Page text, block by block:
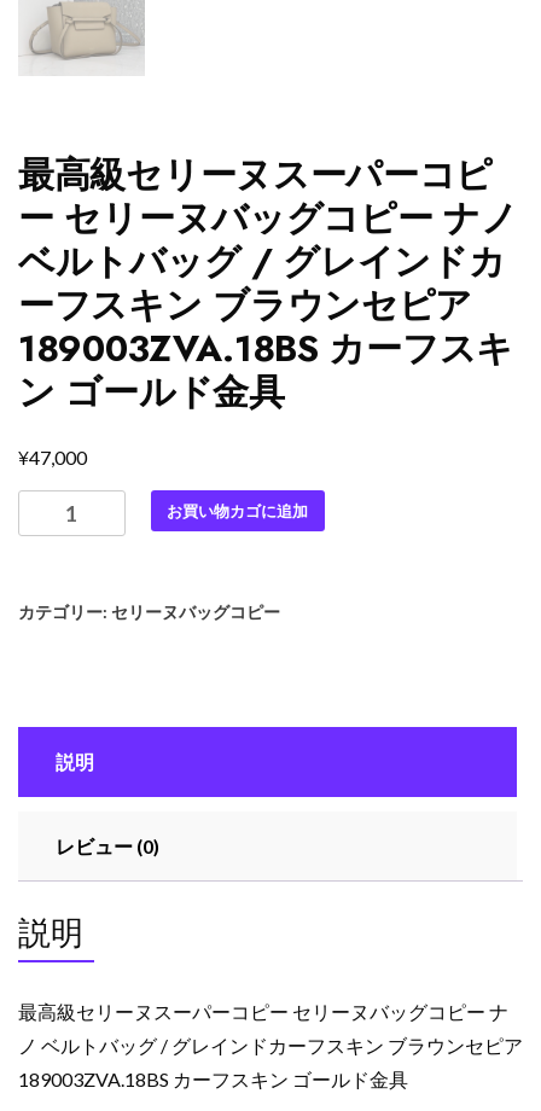
最高級セリーヌスーパーコピ
ー セリーヌバッグコピー ナノ
ベルトバッグ / グレインドカ
ーフスキン ブラウンセピア
189003ZVA.18BS カーフスキ
ン ゴールド金具
¥47,000
高
リ
ー
ー
ー
リ
ー
バ
ッ
グ
お買い物カゴに追加
カテゴリー: セリーヌバッグコピー
説明
レビュー (0)
説明
最高級セリーヌスーパーコピー セリーヌバッグコピー ナ
ノ ベルトバッグ / グレインドカーフスキン ブラウンセピア
189003ZVA.18BS カーフスキン ゴールド金具